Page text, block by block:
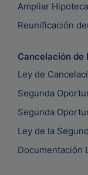
Ampliar
Reunificación
Cancelación de
Ley de
Segunda
Segunda
Ley de la
Documentación